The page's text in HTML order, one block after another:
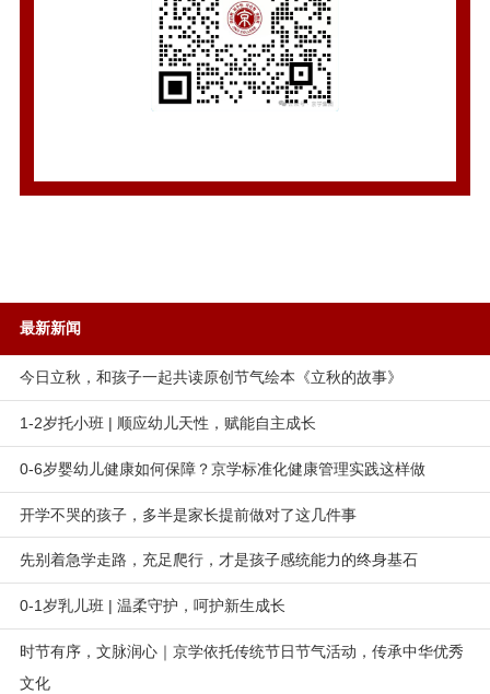
最新新闻
今日立秋，和孩子一起共读原创节气绘本《立秋的故事》
1-2岁托小班 | 顺应幼儿天性，赋能自主成长
0-6岁婴幼儿健康如何保障？京学标准化健康管理实践这样做
开学不哭的孩子，多半是家长提前做对了这几件事
先别着急学走路，充足爬行，才是孩子感统能力的终身基石
0-1岁乳儿班 | 温柔守护，呵护新生成长
时节有序，文脉润心｜京学依托传统节日节气活动，传承中华优秀
文化